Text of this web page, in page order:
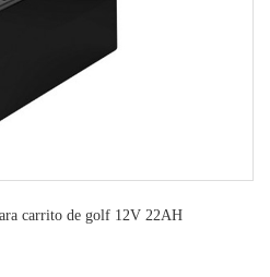
carrito de golf 12V 22AH